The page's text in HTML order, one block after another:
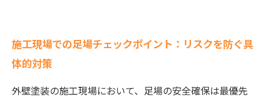
施工現場での足場チェックポイント：リスクを防ぐ具
体的対策
外壁塗装の施工現場において、足場の安全確保は最優先